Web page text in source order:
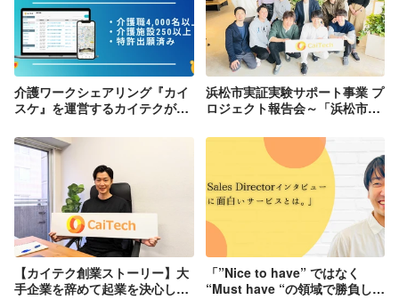
介護ワークシェアリング『カイ
スケ』を運営するカイテクが総
浜松市実証実験サポート事業 プ
ロジェクト報告会～「浜松市×
題解決の試み～ に参加させてい
ただきました！
【カイテク創業ストーリー】大
手企業を辞めて起業を決心した
「”Nice to have” ではなく
“Must have “の領域で勝負した